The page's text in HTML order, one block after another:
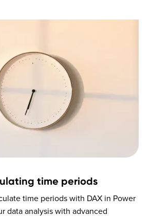
time periods
time periods with DAX in Power
data analysis with advanced